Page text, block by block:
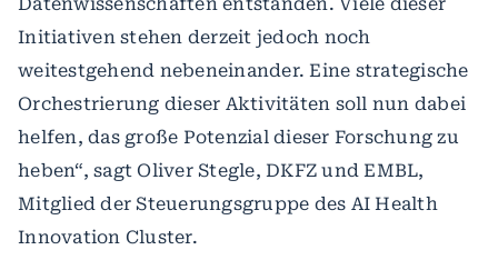
Initiativen stehen derzeit jedoch noch
weitestgehend nebeneinander. Eine strategische
Orchestrierung dieser Aktivitäten soll nun dabei
helfen, das große Potenzial dieser Forschung zu
heben“, sagt Oliver Stegle, DKFZ und EMBL,
Mitglied der Steuerungsgruppe des AI Health
Innovation Cluster.